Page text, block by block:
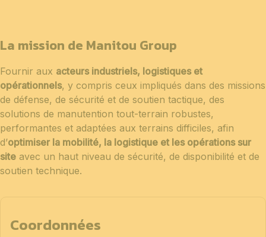
La mission de Manitou Group
Fournir aux acteurs industriels, logistiques et
opérationnels, y compris ceux impliqués dans des missions
de défense, de sécurité et de soutien tactique, des
solutions de manutention tout-terrain robustes,
performantes et adaptées aux terrains difficiles, afin
d’optimiser la mobilité, la logistique et les opérations sur
site avec un haut niveau de sécurité, de disponibilité et de
soutien technique.
Coordonnées